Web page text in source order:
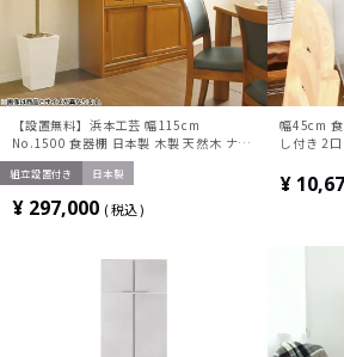
【設置無料】浜本工芸 幅115cm
No.1500 食器棚 日本製 木製 天然木 ナラ
材 ガラス扉 スライドテーブル付き 引き出
し付き 収納 カップ ボード キッチンボー
ド おしゃれ ナチュラル
組立設置付き 日本製
¥ 297,000 税込
幅45cm
し付き 2
カップボ
¥